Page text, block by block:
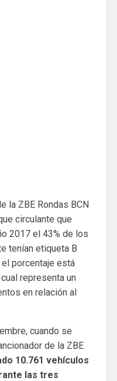
la ZBE Rondas BCN
circulante que
2017 el 43% de los
tenían etiqueta B
porcentaje está
representa un
en relación al
cuando se
de la ZBE
10.761 vehículos
las tres